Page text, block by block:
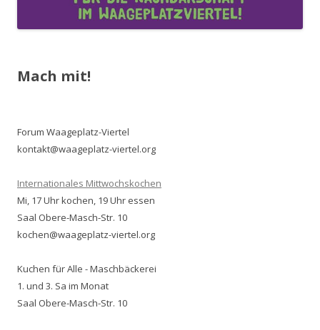
Mach mit!
Forum Waageplatz-Viertel
kontakt@waageplatz-viertel.org
Internationales Mittwochskochen
Mi, 17 Uhr kochen, 19 Uhr essen
Saal Obere-Masch-Str. 10
kochen@waageplatz-viertel.org
Kuchen für Alle - Maschbäckerei
1. und 3. Sa im Monat
Saal Obere-Masch-Str. 10